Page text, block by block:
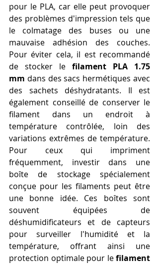
pour le PLA, car elle peut provoquer
des problèmes d'impression tels que
le colmatage des buses ou une
mauvaise adhésion des couches.
Pour éviter cela, il est recommandé
de stocker le filament PLA 1.75
mm dans des sacs hermétiques avec
des sachets déshydratants. Il est
également conseillé de conserver le
filament dans un endroit à
température contrôlée, loin des
variations extrêmes de température.
Pour ceux qui impriment
fréquemment, investir dans une
boîte de stockage spécialement
conçue pour les filaments peut être
une bonne idée. Ces boîtes sont
souvent équipées de
déshumidificateurs et de capteurs
pour surveiller l'humidité et la
température, offrant ainsi une
protection optimale pour le filament